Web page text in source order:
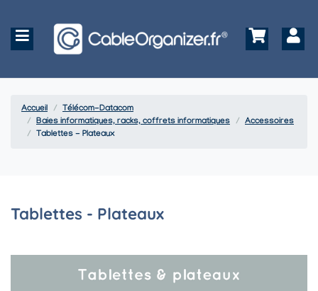
Accueil
Télécom-Datacom
Baies informatiques, racks, coffrets informatiques
Accessoires
Tablettes - Plateaux
Tablettes - Plateaux